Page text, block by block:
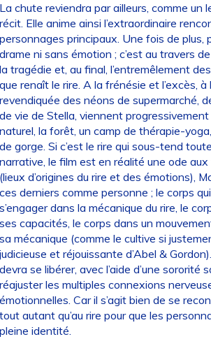
chute reviendra par ailleurs, comme un
Elle anime ainsi l’extraordinaire
principaux. Une fois de plus,
ni sans émotion ; c’est au travers
tragédie et, au final, l’entremêlement
renaît le rire. A la frénésie et l’excès, à
des néons de supermarché,
vie de Stella, viennent
la forêt, un camp de thérapie-
gorge. Si c’est le rire qui sous-tend
le film est en réalité une ode
d’origines du rire et des émotions),
derniers comme personne ; le corps
dans la mécanique du rire, le
capacités, le corps dans un
mécanique (comme le cultive si
et réjouissante d’Abel &
se libérer, avec l’aide d’une sororité
les multiples connexions
Car il s’agit bien de se
autant qu’au rire pour que les
identité.